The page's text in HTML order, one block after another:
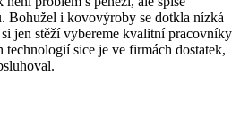
Bohužel i kovovýroby se dotkla nízká
jen stěží vybereme kvalitní pracovníky
sice je ve firmách dostatek,